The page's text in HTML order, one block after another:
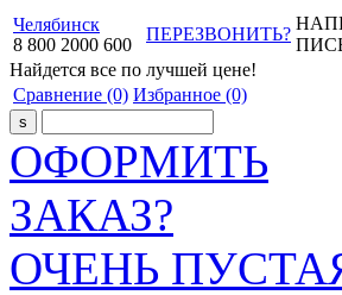
Челябинск
8 800 2000 600
ПЕРЕЗВОНИТЬ?
Найдется все по лучшей цене!
Сравнение (0) Избранное (0)
ОФОРМИТЬ
ЗАКАЗ?
ОЧЕНЬ